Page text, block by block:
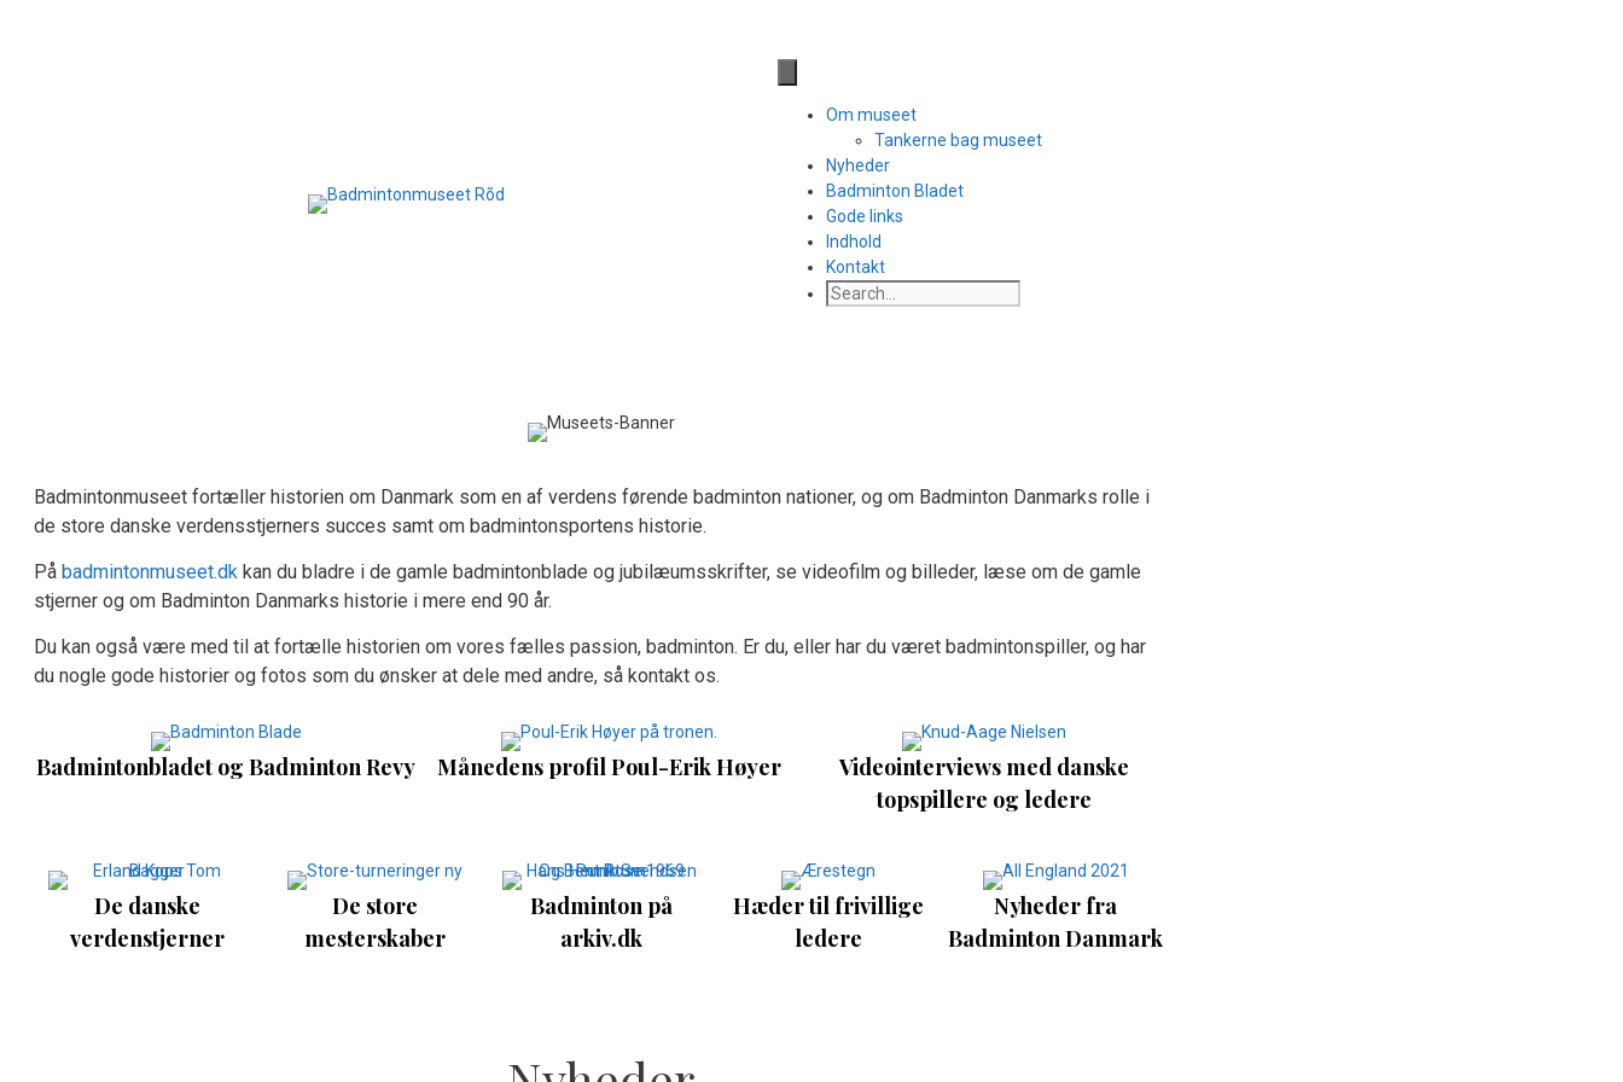
Til side med facebook links
Om museet
Tankerne bag museet
Nyheder
Badminton Bladet
Gode links
Indhold
Kontakt
Badmintonmuseet fortæller historien om Danmark som en af verdens førende badminton nationer, og om Badminton Danmarks rolle i
de store danske verdensstjerners succes samt om badmintonsportens historie.
På badmintonmuseet.dk kan du bladre i de gamle badmintonblade og jubilæumsskrifter, se videofilm og billeder, læse om de gamle
stjerner og om Badminton Danmarks historie i mere end 90 år.
Du kan også være med til at fortælle historien om vores fælles passion, badminton. Er du, eller har du været badmintonspiller, og har
du nogle gode historier og fotos som du ønsker at dele med andre, så kontakt os.
Badmintonbladet og Badminton Revy Månedens profil Poul-Erik Høyer
Videointerviews med danske
topspillere og ledere
De danske
verdenstjerner
De store
mesterskaber
Badminton på
arkiv.dk
Hæder til frivillige
ledere
Nyheder fra
Badminton Danmark